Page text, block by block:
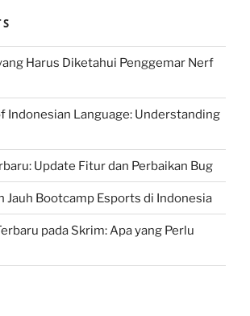
Harus Diketahui Penggemar Nerf
Indonesian Language: Understanding
Update Fitur dan Perbaikan Bug
Jauh Bootcamp Esports di Indonesia
pada Skrim: Apa yang Perlu